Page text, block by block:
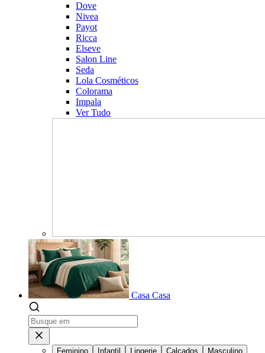
Dove
Nivea
Payot
Ricca
Elseve
Salon Line
Seda
Lola Cosméticos
Colorama
Impala
Ver Tudo
Casa Casa
Feminino Infantil Lingerie Calçados
Masculino